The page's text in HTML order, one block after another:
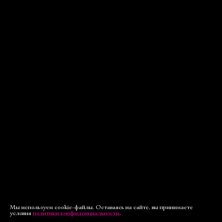
Мы используем cookie-файлы. Оставаясь на сайте, вы принимаете
условия политики конфиденциальности.